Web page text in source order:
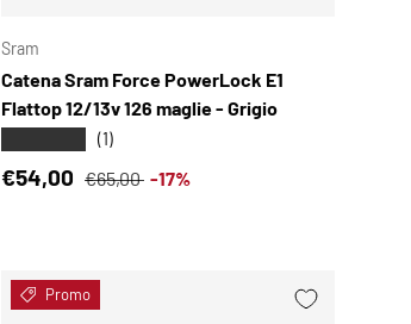
Sram
Catena Sram Force PowerLock E1
Flattop 12/13v 126 maglie - Grigio
(1)
Prezzo di vendita
€54,00 Prezzo normale
€65,00 -17%
Promo